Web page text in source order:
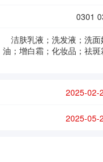
0301
洁肤乳液；洗发液；洗
油；增白霜；化妆品；祛斑
2025-02-
2025-05-